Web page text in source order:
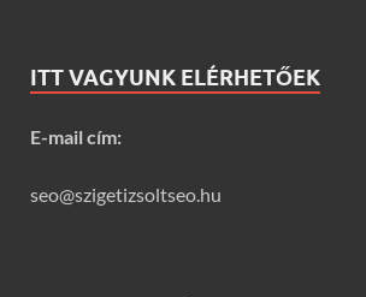
ITT VAGYUNK ELÉRHETŐEK
E-mail cím:
seo@szigetizsoltseo.hu